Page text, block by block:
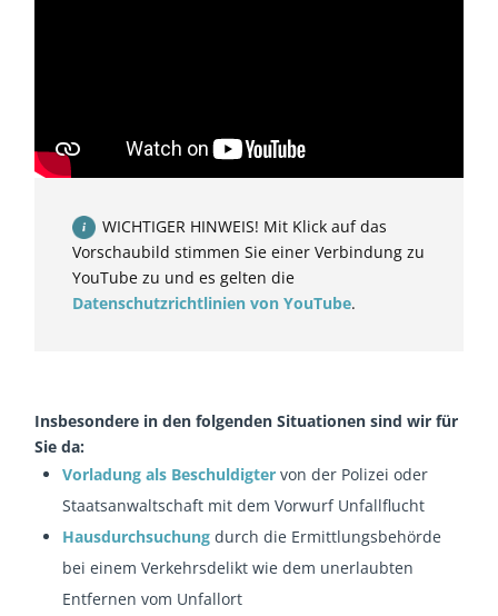
WICHTIGER HINWEIS! Mit Klick auf das
Vorschaubild stimmen Sie einer Verbindung zu
YouTube zu und es gelten die
Datenschutzrichtlinien von YouTube.
Insbesondere in den folgenden Situationen sind wir für
Sie da:
Vorladung als Beschuldigter von der Polizei oder
Staatsanwaltschaft mit dem Vorwurf Unfallflucht
Hausdurchsuchung durch die Ermittlungsbehörde
bei einem Verkehrsdelikt wie dem unerlaubten
Entfernen vom Unfallort